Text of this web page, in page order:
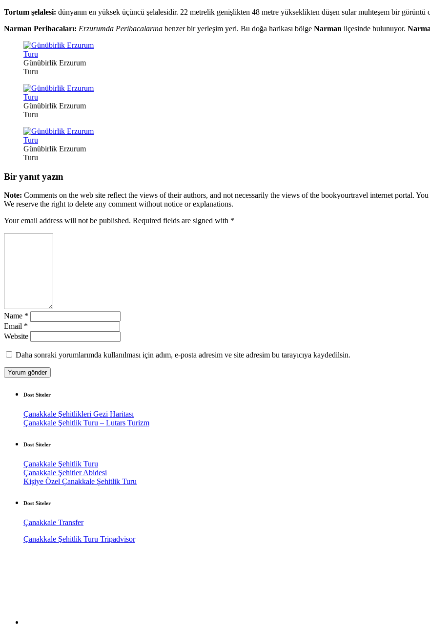
Tortum şelalesi: dünyanın en yüksek üçüncü şelalesidir. 22 metrelik genişlikten 48 metre yükseklikten düşen sular muhteşem bir görüntü
Narman Peribacaları: Erzurumda Peribacalarına benzer bir yerleşim yeri. Bu doğa harikası bölge Narman ilçesinde bulunuyor.
Günübirlik Erzurum
Turu
Günübirlik Erzurum
Turu
Günübirlik Erzurum
Turu
Bir yanıt yazın
Note: Comments on the web site reflect the views of their authors, and not necessarily the views of the bookyourtravel internet portal.
We reserve the right to delete any comment without notice or explanations.
Your email address will not be published. Required fields are signed with *
Name *
Email *
Website
Daha sonraki yorumlarımda kullanılması için adım, e-posta adresim ve site adresim bu tarayıcıya kaydedilsin.
Dost Siteler
Çanakkale Şehitlikleri Gezi Haritası
Çanakkale Şehitlik Turu – Lutars Turizm
Dost Siteler
Çanakkale Şehitlik Turu
Çanakkale Şehitler Abidesi
Kişiye Özel Çanakkale Şehitlik Turu
Dost Siteler
Çanakkale Transfer
Çanakkale Şehitlik Turu Tripadvisor